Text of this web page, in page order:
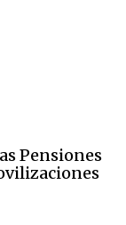
Pensiones